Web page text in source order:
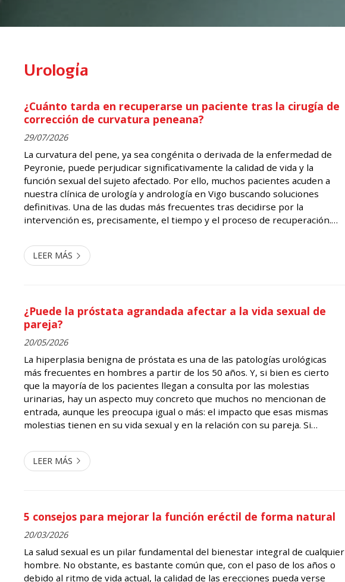
Urología
¿Cuánto tarda en recuperarse un paciente tras la cirugía de
corrección de curvatura peneana?
29/07/2026
La curvatura del pene, ya sea congénita o derivada de la enfermedad de
Peyronie, puede perjudicar significativamente la calidad de vida y la
función sexual del sujeto afectado. Por ello, muchos pacientes acuden a
nuestra clínica de urología y andrología en Vigo buscando soluciones
definitivas. Una de las dudas más frecuentes tras decidirse por la
intervención es, precisamente, el tiempo y el proceso de recuperación.
cirugí...
LEER MÁS
¿Puede la próstata agrandada afectar a la vida sexual de
pareja?
20/05/2026
La hiperplasia benigna de próstata es una de las patologías urológicas
más frecuentes en hombres a partir de los 50 años. Y, si bien es cierto
que la mayoría de los pacientes llegan a consulta por las molestias
urinarias, hay un aspecto muy concreto que muchos no mencionan de
entrada, aunque les preocupa igual o más: el impacto que esas mismas
molestias tienen en su vida sexual y en la relación con su pareja. Si
en Vigo, ...
LEER MÁS
5 consejos para mejorar la función eréctil de forma natural
20/03/2026
La salud sexual es un pilar fundamental del bienestar integral de cualquier
hombre. No obstante, es bastante común que, con el paso de los años o
debido al ritmo de vida actual, la calidad de las erecciones pueda verse